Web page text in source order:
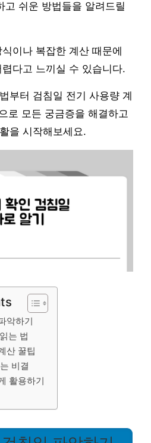
고 쉬운 방법들을 알려드릴
이나 복잡한 계산 때문에
다고 느끼실 수 있습니다.
부터 검침일 전기 사용량 계
로 모든 궁금증을 해결하고
을 시작해보세요.
악하기
는 법
산 꿀팁
비결
활용하기